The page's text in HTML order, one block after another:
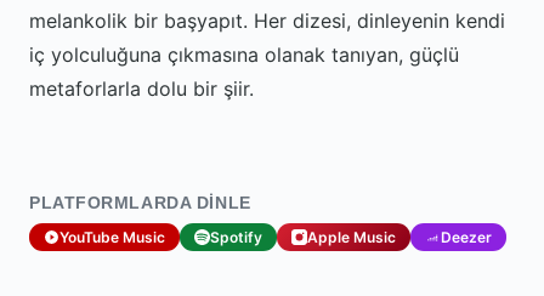
melankolik bir başyapıt. Her dizesi, dinleyenin kendi
iç yolculuğuna çıkmasına olanak tanıyan, güçlü
metaforlarla dolu bir şiir.
PLATFORMLARDA DINLE
YouTube Music Spotify Apple Music Deezer